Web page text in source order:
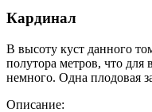
Кардинал
В высоту куст данного
полутора метров, что для
немного. Одна плодовая
Описание: